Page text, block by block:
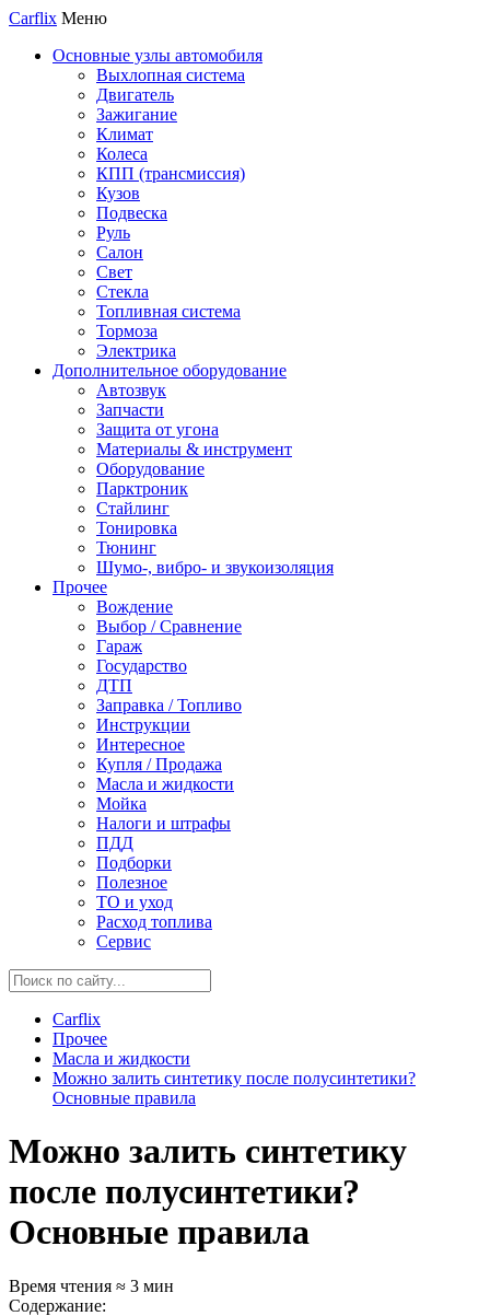
Carflix Меню
Основные узлы автомобиля
Выхлопная система
Двигатель
Зажигание
Климат
Колеса
КПП (трансмиссия)
Кузов
Подвеска
Руль
Салон
Свет
Стекла
Топливная система
Тормоза
Электрика
Дополнительное оборудование
Автозвук
Запчасти
Защита от угона
Материалы & инструмент
Оборудование
Парктроник
Стайлинг
Тонировка
Тюнинг
Шумо-, вибро- и звукоизоляция
Прочее
Вождение
Выбор / Сравнение
Гараж
Государство
ДТП
Заправка / Топливо
Инструкции
Интересное
Купля / Продажа
Масла и жидкости
Мойка
Налоги и штрафы
ПДД
Подборки
Полезное
ТО и уход
Расход топлива
Сервис
Carflix
Прочее
Масла и жидкости
Можно залить синтетику после полусинтетики?
Основные правила
Можно залить синтетику
после полусинтетики?
Основные правила
Время чтения ≈ 3 мин
Содержание: